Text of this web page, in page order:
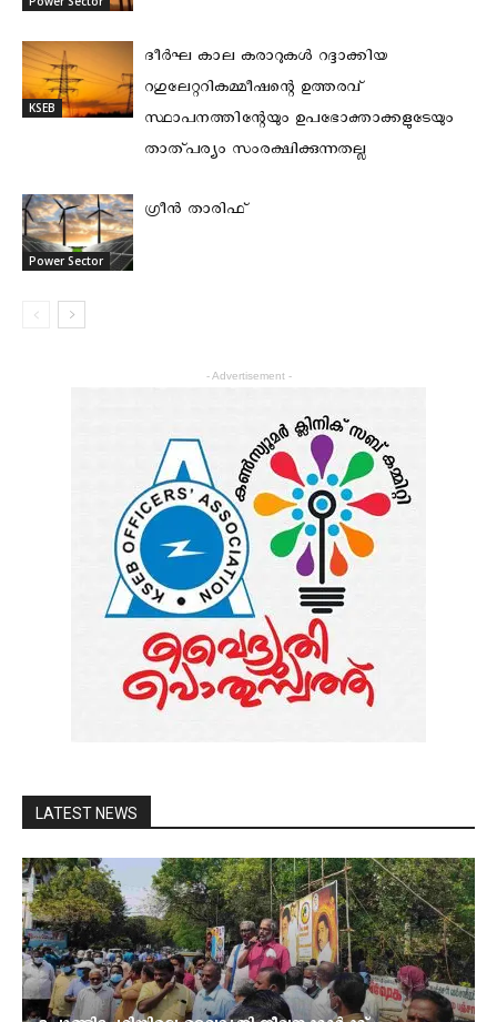
KSEB
ദീര്‍ഘ കാല കരാറുകള്‍ റദ്ദാക്കിയ
റഗുലേറ്ററികമ്മീഷന്റെ ഉത്തരവ്
സ്ഥാപനത്തിന്റേയും ഉപഭോക്താക്കളുടേയും
താത്പര്യം സംരക്ഷിക്കുന്നതല്ല
Power Sector
ഗ്രീൻ താരിഫ്
- Advertisement -
LATEST NEWS